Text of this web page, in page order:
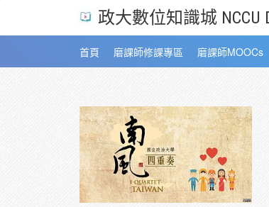
政大數位知識城 NCCU
首頁 磨課師修課專區 磨課師MOOCs